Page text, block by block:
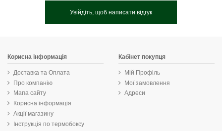
Увійдіть, щоб написати відгук
Корисна інформація
Доставка та Оплата
Про компанію
Мапа сайту
Корисна інформація
Акції магазину
Інструкція по термобоксу
Кабінет покупця
Мій Профіль
Мої замовлення
Адреси